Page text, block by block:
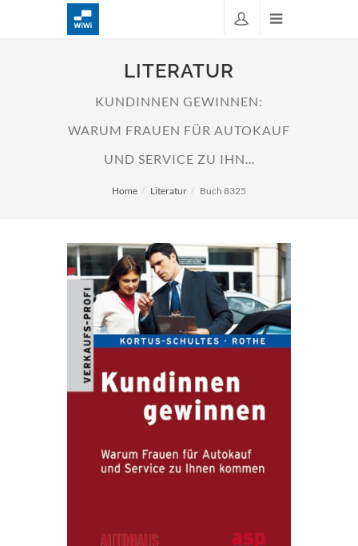
LITERATUR
KUNDINNEN GEWINNEN:
WARUM FRAUEN FÜR AUTOKAUF
UND SERVICE ZU IHN...
Home Literatur Buch 8325